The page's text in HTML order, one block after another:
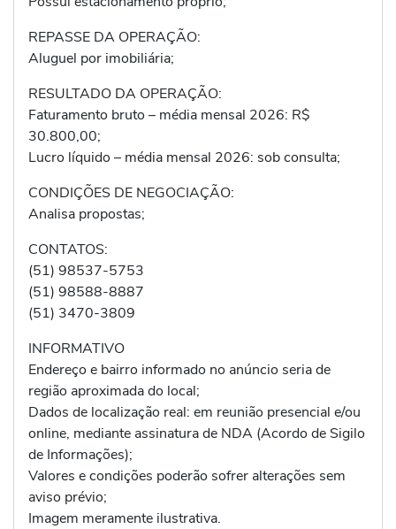
REPASSE DA OPERAÇÃO:
Aluguel por imobiliária;
RESULTADO DA OPERAÇÃO:
Faturamento bruto – média mensal 2026: R$
30.800,00;
Lucro líquido – média mensal 2026: sob consulta;
CONDIÇÕES DE NEGOCIAÇÃO:
Analisa propostas;
CONTATOS:
(51) 98537-5753
(51) 98588-8887
(51) 3470-3809
INFORMATIVO
Endereço e bairro informado no anúncio seria de
região aproximada do local;
Dados de localização real: em reunião presencial e/ou
online, mediante assinatura de NDA (Acordo de Sigilo
de Informações);
Valores e condições poderão sofrer alterações sem
aviso prévio;
Imagem meramente ilustrativa.